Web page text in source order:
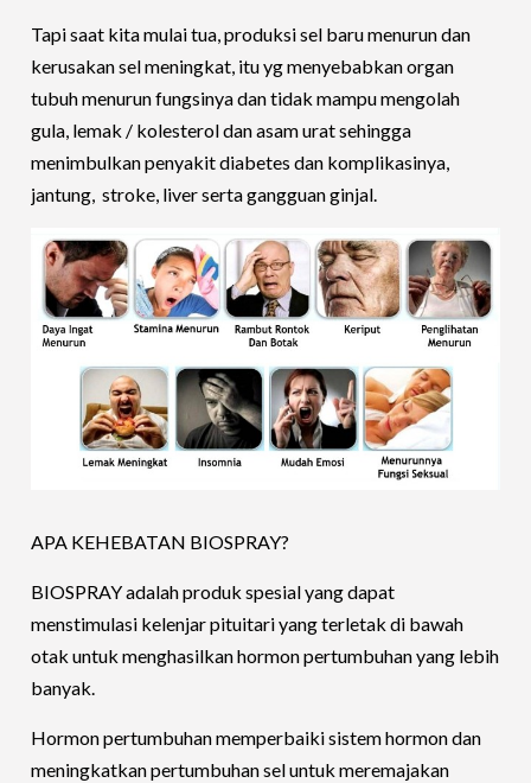
Tapi saat kita mulai tua, produksi sel baru menurun dan
kerusakan sel meningkat, itu yg menyebabkan organ
tubuh menurun fungsinya dan tidak mampu mengolah
gula, lemak / kolesterol dan asam urat sehingga
menimbulkan penyakit diabetes dan komplikasinya,
jantung, stroke, liver serta gangguan ginjal.
APA KEHEBATAN BIOSPRAY?
BIOSPRAY adalah produk spesial yang dapat
menstimulasi kelenjar pituitari yang terletak di bawah
otak untuk menghasilkan hormon pertumbuhan yang lebih
banyak.
Hormon pertumbuhan memperbaiki sistem hormon dan
meningkatkan pertumbuhan sel untuk meremajakan